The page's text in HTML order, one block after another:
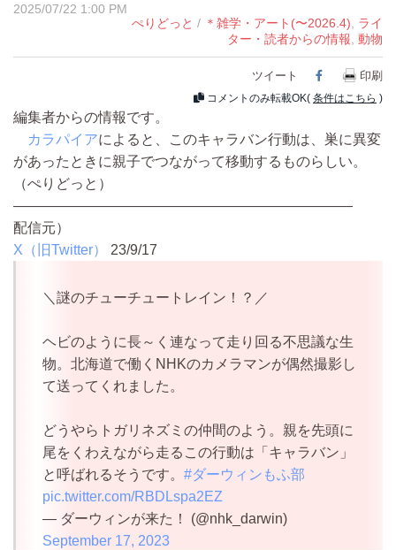
2025/07/22 1:00 PM
ぺりどっと / ＊雑学・アート(〜2026.4)
ライ
ター・読者からの情報 動物
ツイート Facebook
印刷
コメントのみ転載OK( 条件はこちら )
編集者からの情報です。
カラパイアによると、このキャラバン行動は、巣に異変
があったときに親子でつながって移動するものらしい。
（ぺりどっと）
————————————————————————
配信元）
X（旧Twitter）
23/9/17
＼謎のチューチュートレイン！？／
ヘビのように長～く連なって走り回る不思議な生
物。北海道で働くNHKのカメラマンが偶然撮影し
て送ってくれました。
どうやらトガリネズミの仲間のよう。親を先頭に
尾をくわえながら走るこの行動は「キャラバン」
と呼ばれるそうです。 #ダーウィンもふ部
pic.twitter.com/RBDLspa2EZ
— ダーウィンが来た！ (@nhk_darwin)
September 17, 2023